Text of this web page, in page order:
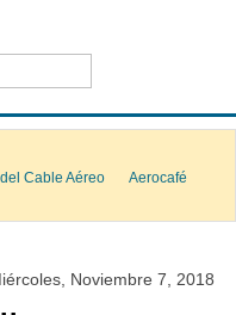
Cable Aéreo
Aerocafé
Noviembre 7, 2018